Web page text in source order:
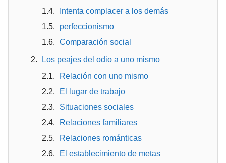
Intenta complacer a los demás
perfeccionismo
Comparación social
Los peajes del odio a uno mismo
Relación con uno mismo
El lugar de trabajo
Situaciones sociales
Relaciones familiares
Relaciones románticas
El establecimiento de metas